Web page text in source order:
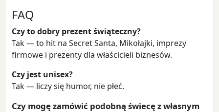
FAQ
Czy to dobry prezent świąteczny?
Tak — to hit na Secret Santa, Mikołajki, imprezy
firmowe i prezenty dla właścicieli biznesów.
Czy jest unisex?
Tak — liczy się humor, nie płeć.
Czy mogę zamówić podobną świecę z własnym